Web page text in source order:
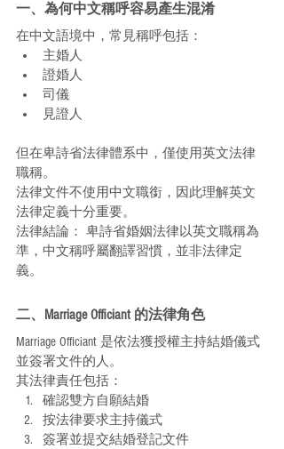
一、為何中文稱呼容易產生混淆
在中文語境中，常見稱呼包括：
主婚人
證婚人
司儀
見證人
但在卑詩省法律體系中，僅使用英文法律
職稱。
法律文件不使用中文職銜，因此理解英文
法律定義十分重要。
法律結論： 卑詩省婚姻法律以英文職稱為
準，中文稱呼屬翻譯習慣，並非法律定
義。
二、Marriage Officiant 的法律角色
Marriage Officiant 是依法獲授權主持結婚儀式
並簽署文件的人。
其法律責任包括：
確認雙方自願結婚
按法律要求主持儀式
簽署並提交結婚登記文件